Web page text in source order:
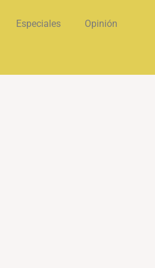
Especiales Opinión